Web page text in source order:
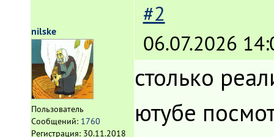
nilske
Пользователь
Сообщений: 1760
Регистрация: 30.11.2018
#2
06.07.2026
столько
ютубе